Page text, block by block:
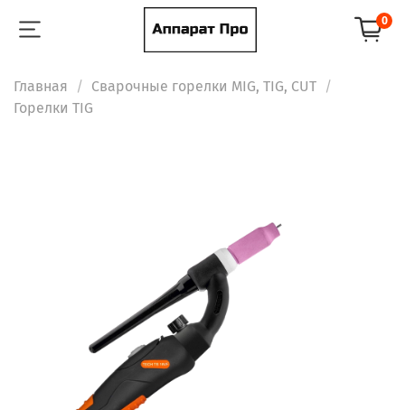
0
Главная
Сварочные горелки MIG, TIG, CUT
Горелки TIG